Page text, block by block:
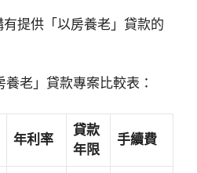
提供「以房養老」貸款的
老」貸款專案比較表：
年利率
貸款
年限
手續費